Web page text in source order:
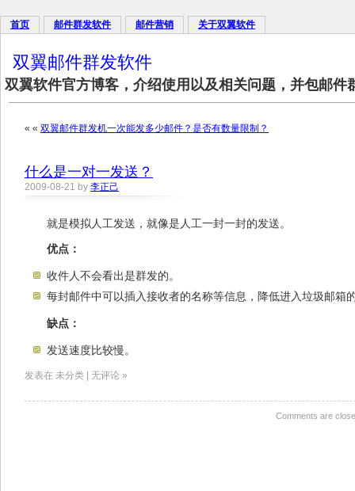
首页 邮件群发软件 邮件营销 关于双翼软件
双翼邮件群发软件
双翼软件官方博客，介绍使用以及相关问题，并包邮
« « 双翼邮件群发机一次能发多少邮件？是否有数量限制？
什么是一对一发送？
2009-08-21 by 李正己
就是模拟人工发送，就像是人工一封一封的发送。
优点：
收件人不会看出是群发的。
每封邮件中可以插入接收者的名称等信息，降低进入垃圾邮箱
缺点：
发送速度比较慢。
发表在 未分类 | 无评论 »
Comments are